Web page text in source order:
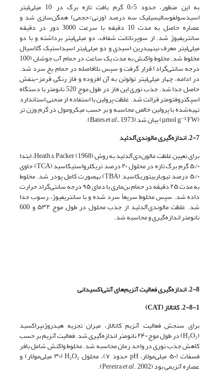
به این منظور، حدود 0/5 گرم بافت تازه برگ در 10 میلی‌لیتر
اسیدسولفوسالیسیلیک سه درصد (وزنی/حجمی) همگن‌سازی شد و
عصاره حاصل به مدت 10 دقیقه با سرعت 3000 دور در دقیقه
سانتریفیوژ شد. از سوپرناتانت شفاف، دو میلی‌لیتر برداشته و با دو
میلی‌لیتر معرف نینهیدرین اسیدی و دو میلی‌لیتر اسیداستیک گلاسیال
مخلوط شد. مخلوط واکنش به مدت یک ساعت در حمام آب جوشان (100
درجه سانتی‌گراد) قرار گرفت و سپس بلافاصله در حمام یخ سرد شد.
در ادامه، چهار میلی‌لیتر تولوئن به آن افزوده و فاز رنگی قرمز-بنفش
حاصل جدا شد. جذب نوری این فاز در طول موج 520 نانومتر با دستگاه
اسپکتروفتومتر قرائت شد. غلظت پرولین با استفاده از منحنی استاندارد
تهیه‌شده با پرولین خالص محاسبه و بر حسب میکرومول در گرم وزن تر
(µmol g⁻¹ FW) بیان شد (Bates et al.,1973).
2-7. اندازه‌گیری مالون
دی‌آلدئید
برای تعیین غلظت مالون‌دی‌آلدئید به روش (1968) Heath & Packer، ابتدا
۵/۰ گرم برگ تازه در محلول ۲۰ درصد تری­کلرواستیک­اسید (TCA) حاوی
۵/۰ درصد تیوباربیتوریک­اسید (TBA) به­صورت کامل پودر شد. مخلوط
به مدت ۲۵ دقیقه در حمام بن‌ماری با دمای ۹۵ درجه سانتی‌گراد حرارت
داده شد. سپس مخلوط سریعاً سرد شده و با سانتریفیوژ، رسوب جدا
شد. غلظت مالون­دی‌آلدئید از جذب محلول در طول موج ۵۳۲ و 600
نانومتر اندازه‌گیری و محاسبه شد.
2-8. اندازه‌گیری فعالیت آنزیم‌های آنتی‌اکسیدانی
2-8-1. کاتالاز
(CAT)
برای سنجش فعالیت آنزیم کاتالاز، میزان تجزیه هیدروژن­پراکسید
(H₂O₂) در طول موج ۲۴۰ نانومتر اندازه‌گیری شد. فعالیت آنزیم بر حسب
کاهش جذب نوری در واحد زمان محاسبه شد. مخلوط واکنش شامل بافر
فسفات (۵۰ میلی‌مولار، pH حدود ۷)، محلول H₂O₂ (۳۰ میلی‌مولار) و
عصاره آنزیمی بود (Pereira et al., 2002).